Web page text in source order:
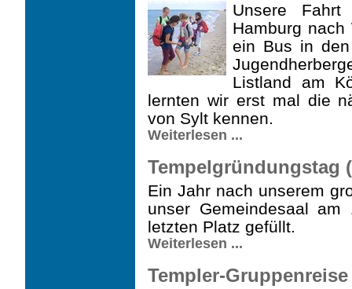
Unsere
Hamburg
ein Bus in
Listland am
lernten wir erst mal die
von Sylt kennen.
Weiterlesen ...
Tempelgründungstag
Ein Jahr nach unserem
unser Gemeindesaal
letzten Platz gefüllt.
Weiterlesen ...
Templer-